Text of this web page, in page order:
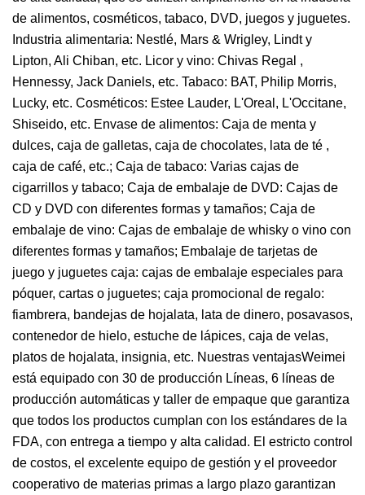
de alimentos, cosméticos, tabaco, DVD, juegos y juguetes.
Industria alimentaria: Nestlé, Mars & Wrigley, Lindt y
Lipton, Ali Chiban, etc. Licor y vino: Chivas Regal ,
Hennessy, Jack Daniels, etc. Tabaco: BAT, Philip Morris,
Lucky, etc. Cosméticos: Estee Lauder, L'Oreal, L'Occitane,
Shiseido, etc. Envase de alimentos: Caja de menta y
dulces, caja de galletas, caja de chocolates, lata de té ,
caja de café, etc.; Caja de tabaco: Varias cajas de
cigarrillos y tabaco; Caja de embalaje de DVD: Cajas de
CD y DVD con diferentes formas y tamaños; Caja de
embalaje de vino: Cajas de embalaje de whisky o vino con
diferentes formas y tamaños; Embalaje de tarjetas de
juego y juguetes caja: cajas de embalaje especiales para
póquer, cartas o juguetes; caja promocional de regalo:
fiambrera, bandejas de hojalata, lata de dinero, posavasos,
contenedor de hielo, estuche de lápices, caja de velas,
platos de hojalata, insignia, etc. Nuestras ventajasWeimei
está equipado con 30 de producción Líneas, 6 líneas de
producción automáticas y taller de empaque que garantiza
que todos los productos cumplan con los estándares de la
FDA, con entrega a tiempo y alta calidad. El estricto control
de costos, el excelente equipo de gestión y el proveedor
cooperativo de materias primas a largo plazo garantizan